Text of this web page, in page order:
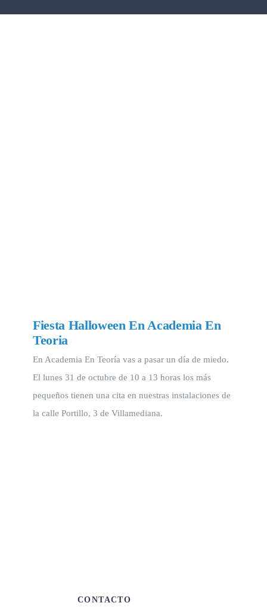
Fiesta Halloween En Academia En
Teoria
En Academia En Teoría vas a pasar un día de miedo.
El lunes 31 de octubre de 10 a 13 horas los más
pequeños tienen una cita en nuestras instalaciones de
la calle Portillo, 3 de Villamediana.
CONTACTO